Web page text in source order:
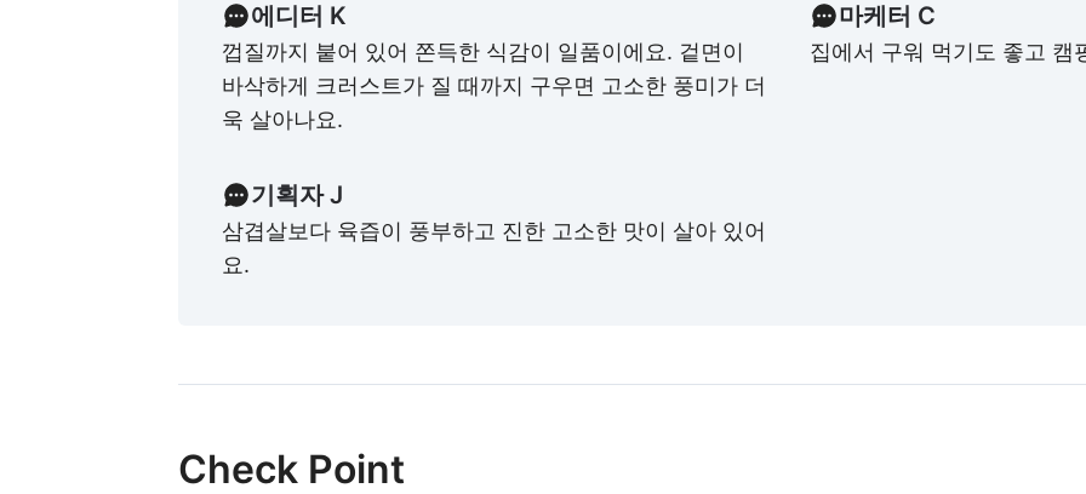
에디터 K
껍질까지 붙어 있어 쫀득한 식감이 일품이에요. 겉면이
바삭하게 크러스트가 질 때까지 구우면 고소한 풍미가 더
욱 살아나요.
마케터 C
집에서 구워 먹기도 좋고 캠
기획자 J
삼겹살보다 육즙이 풍부하고 진한 고소한 맛이 살아 있어
요.
Check Point